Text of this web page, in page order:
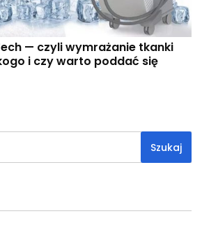
— czyli wymrażanie tkanki
i czy warto poddać się